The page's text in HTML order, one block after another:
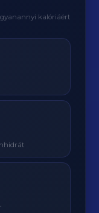
kalóriáért